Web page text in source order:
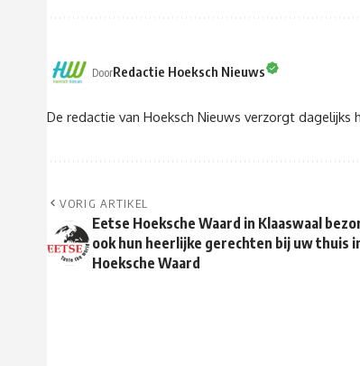
DoorRedactie Hoeksch Nieuws
De redactie van Hoeksch Nieuws verzorgt
VORIG ARTIKEL
Eetse Hoeksche Waard in Klaaswaal
ook hun heerlijke gerechten bij uw thuis
Hoeksche Waard